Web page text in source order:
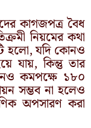
কাগজপত্র বৈধ
নিয়মের কথা
হলো, যদি কোনও
যায়, কিন্তু তার
কমপক্ষে ১৮০
সম্ভব না হলেও
অপসারণ করা